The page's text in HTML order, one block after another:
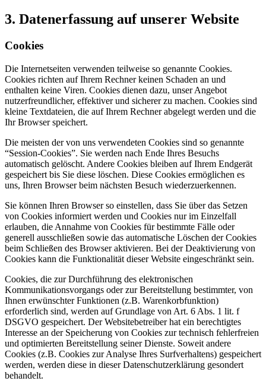
3. Datenerfassung auf unserer Website
Cookies
Die Internetseiten verwenden teilweise so genannte Cookies.
Cookies richten auf Ihrem Rechner keinen Schaden an und
enthalten keine Viren. Cookies dienen dazu, unser Angebot
nutzerfreundlicher, effektiver und sicherer zu machen. Cookies sind
kleine Textdateien, die auf Ihrem Rechner abgelegt werden und die
Ihr Browser speichert.
Die meisten der von uns verwendeten Cookies sind so genannte
“Session-Cookies”. Sie werden nach Ende Ihres Besuchs
automatisch gelöscht. Andere Cookies bleiben auf Ihrem Endgerät
gespeichert bis Sie diese löschen. Diese Cookies ermöglichen es
uns, Ihren Browser beim nächsten Besuch wiederzuerkennen.
Sie können Ihren Browser so einstellen, dass Sie über das Setzen
von Cookies informiert werden und Cookies nur im Einzelfall
erlauben, die Annahme von Cookies für bestimmte Fälle oder
generell ausschließen sowie das automatische Löschen der Cookies
beim Schließen des Browser aktivieren. Bei der Deaktivierung von
Cookies kann die Funktionalität dieser Website eingeschränkt sein.
Cookies, die zur Durchführung des elektronischen
Kommunikationsvorgangs oder zur Bereitstellung bestimmter, von
Ihnen erwünschter Funktionen (z.B. Warenkorbfunktion)
erforderlich sind, werden auf Grundlage von Art. 6 Abs. 1 lit. f
DSGVO gespeichert. Der Websitebetreiber hat ein berechtigtes
Interesse an der Speicherung von Cookies zur technisch fehlerfreien
und optimierten Bereitstellung seiner Dienste. Soweit andere
Cookies (z.B. Cookies zur Analyse Ihres Surfverhaltens) gespeichert
werden, werden diese in dieser Datenschutzerklärung gesondert
behandelt.